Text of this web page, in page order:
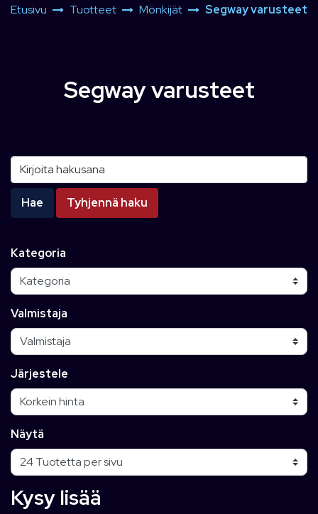
Etusivu Tuotteet Mönkijät Segway varusteet
Segway varusteet
Kirjoita hakusana
Hae Tyhjennä haku
Kategoria
Valmistaja
Järjestele
Näytä
Kysy lisää